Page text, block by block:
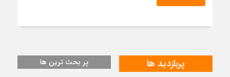
پربازدید ها پر بحث ترین ها